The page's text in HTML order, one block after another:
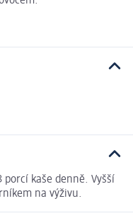
kaše denně. Vyšší
na výživu.